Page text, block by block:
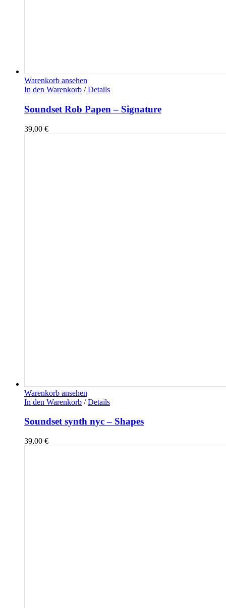
Warenkorb ansehen
In den Warenkorb / Details
Soundset Rob Papen – Signature
39,00 €
Warenkorb ansehen
In den Warenkorb / Details
Soundset synth nyc – Shapes
39,00 €